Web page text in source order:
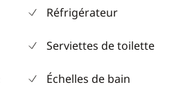
Réfrigérateur
Serviettes de toilette
Échelles de bain